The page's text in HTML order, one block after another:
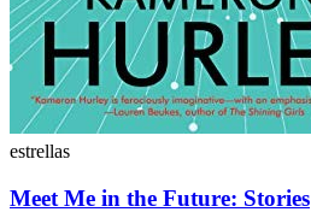
estrellas
Meet Me in the Future: Stories